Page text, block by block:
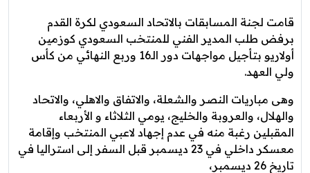
قامت لجنة المسابقات بالاتحاد السعودي لكرة القدم
برفض طلب المدير الفني للمنتخب السعودي كوزمين
أولاريو بتأجيل مواجهات دور الـ16 وربع النهائي من كأس
ولي العهد.
وهى مباريات النصر والشعلة، والاتفاق والاهلي، والاتحاد
والهلال، والعروبة والخليج، يومي الثلاثاء و الأربعاء
المقبلين رغبة منه في عدم إجهاد لاعبي المنتخب وإقامة
معسكر داخلي في 23 ديسمبر قبل السفر إلى استراليا في
تاريخ 26 ديسمبر،